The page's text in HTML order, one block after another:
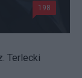
198
Terlecki